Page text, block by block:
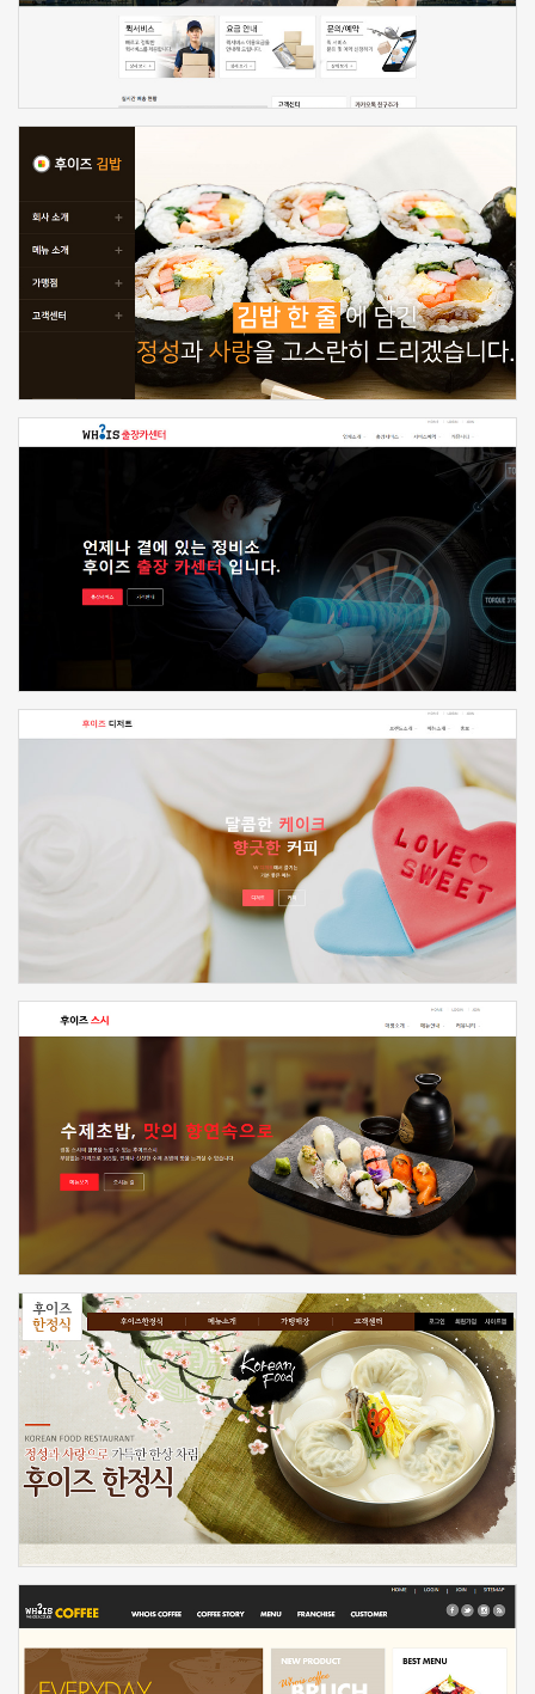
신청하기
신청하기
신청하기
신청하기
신청하기
신청하기